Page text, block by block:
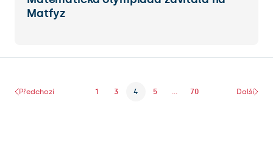
Matfyz
Předchozí 1 3 4 5 ... 70 Další